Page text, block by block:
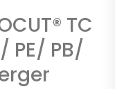
TC
PE/ PB/